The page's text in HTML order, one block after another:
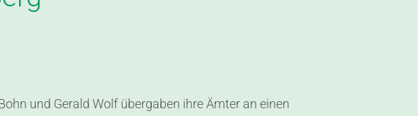
und Gerald Wolf übergaben ihre Ämter an einen